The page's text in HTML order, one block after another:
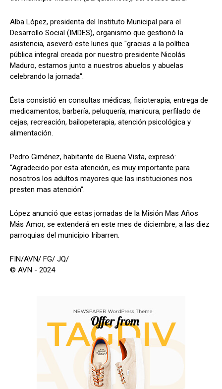
Alba López, presidenta del Instituto Municipal para el
Desarrollo Social (IMDES), organismo que gestionó la
asistencia, aseveró este lunes que "gracias a la política
pública integral creada por nuestro presidente Nicolás
Maduro, estamos junto a nuestros abuelos y abuelas
celebrando la jornada".
Ésta consistió en consultas médicas, fisioterapia, entrega de
medicamentos, barbería, peluquería, manicura, perfilado de
cejas, recreación, bailopeterapia, atención psicológica y
alimentación.
Pedro Giménez, habitante de Buena Vista, expresó:
“Agradecido por esta atención, es muy importante para
nosotros los adultos mayores que las instituciones nos
presten mas atención".
López anunció que estas jornadas de la Misión Mas Años
Más Amor, se extenderá en este mes de diciembre, a las diez
parroquias del municipio Iribarren.
FIN/AVN/ FG/ JQ/
© AVN - 2024